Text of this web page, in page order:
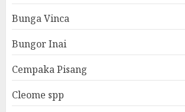
Bunga Vinca
Bungor Inai
Cempaka Pisang
Cleome spp